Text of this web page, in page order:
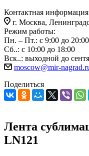
Контактная информация
г. Москва,
Режим работы:
Пн. – Пт.: с 9:00 до 20:00
Сб..: с 10:00 до 18:00
Вск..: выходной до
moscow@mir-
Поделиться
Лента
LN121